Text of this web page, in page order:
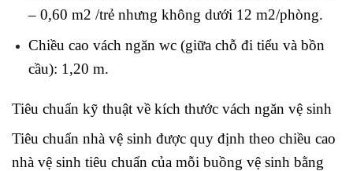
– 0,60 m2 /trẻ nhưng không dưới 12 m2/phòng.
Chiều cao vách ngăn wc (giữa chỗ đi tiểu và bồn
cầu): 1,20 m.
Tiêu chuẩn kỹ thuật về kích thước vách ngăn vệ sinh
Tiêu chuẩn nhà vệ sinh được quy định theo chiều cao
nhà vệ sinh tiêu chuẩn của mỗi buồng vệ sinh bằng